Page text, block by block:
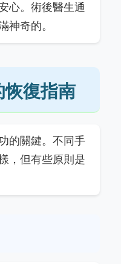
心。術後醫生通
神奇的。
恢復指南
的關鍵。不同手
，但有些原則是